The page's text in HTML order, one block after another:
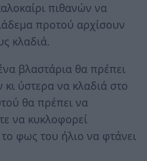
πιθανών να
προτού αρχίσουν
κλαδιά.
βλαστάρια θα πρέπει
ύστερα να κλαδιά στο
θα πρέπει να
να κυκλοφορεί
φως του ήλιο να φτάνει